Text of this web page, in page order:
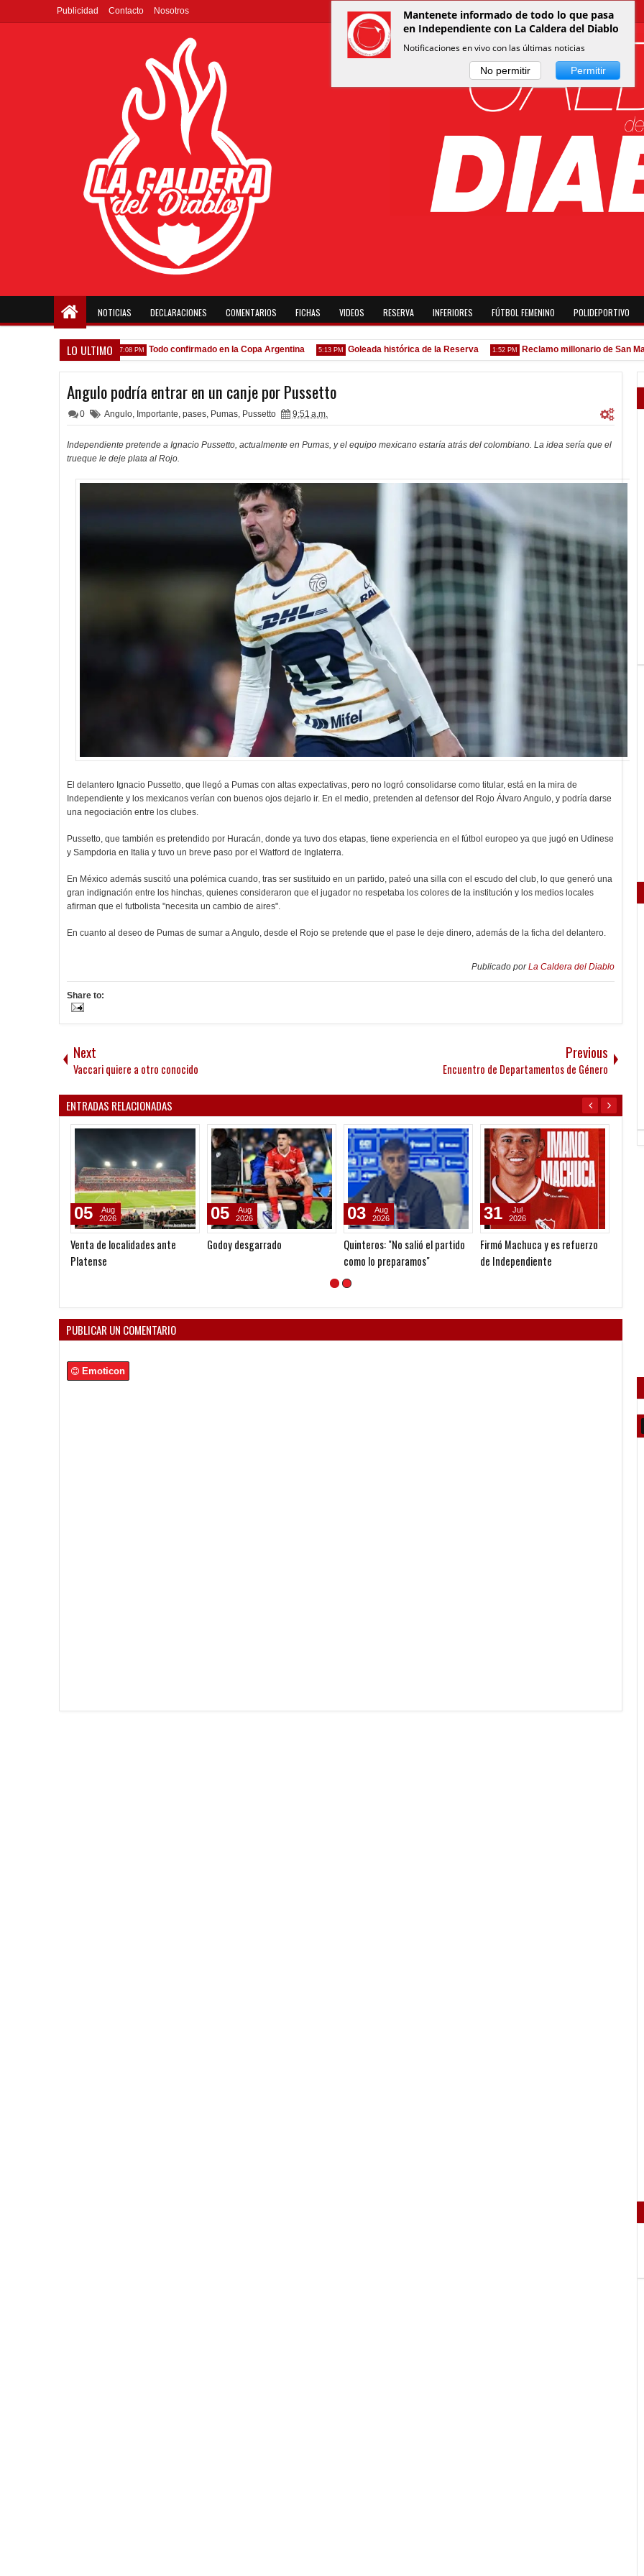
Publicidad Contacto Nosotros
NOTICIAS DECLARACIONES COMENTARIOS FICHAS VIDEOS RESERVA INFERIORES FÚTBOL FEMENINO POLIDEPORTIVO
LO ULTIMO
gente nueva" 7:08 PM Todo confirmado en la Copa Argentina 5:13 PM Goleada histórica de la Reserva 1:52 PM Reclamo millonario de San Martín
Angulo podría entrar en un canje por Pussetto
0 Angulo, Importante, pases, Pumas, Pussetto 9:51 a.m.
Independiente pretende a Ignacio Pussetto, actualmente en Pumas, y el equipo mexicano estaría atrás del colombiano. La idea sería que el
trueque le deje plata al Rojo.
El delantero Ignacio Pussetto, que llegó a Pumas con altas expectativas, pero no logró consolidarse como titular, está en la mira de
Independiente y los mexicanos verían con buenos ojos dejarlo ir. En el medio, pretenden al defensor del Rojo Álvaro Angulo, y podría darse
una negociación entre los clubes.
Pussetto, que también es pretendido por Huracán, donde ya tuvo dos etapas, tiene experiencia en el fútbol europeo ya que jugó en Udinese
y Sampdoria en Italia y tuvo un breve paso por el Watford de Inglaterra.
En México además suscitó una polémica cuando, tras ser sustituido en un partido, pateó una silla con el escudo del club, lo que generó una
gran indignación entre los hinchas, quienes consideraron que el jugador no respetaba los colores de la institución y los medios locales
afirman que el futbolista "necesita un cambio de aires".
En cuanto al deseo de Pumas de sumar a Angulo, desde el Rojo se pretende que el pase le deje dinero, además de la ficha del delantero.
Publicado porLa Caldera del Diablo
Share to:
Next
Vaccari quiere a otro conocido
Previous
Encuentro de Departamentos de Género
ENTRADAS RELACIONADAS
Venta de localidades ante
Platense
05
Aug
2026
Godoy desgarrado
05
Aug
2026
Quinteros: "No salió el partido
como lo preparamos"
03
Aug
2026
Firmó Machuca y es refuerzo
de Independiente
31
Jul
2026
PUBLICAR UN COMENTARIO
Emoticon
Mantenete informado de todo lo que pasa
en Independiente con La Caldera del Diablo
Notificaciones en vivo con las últimas noticias
No permitir Permitir